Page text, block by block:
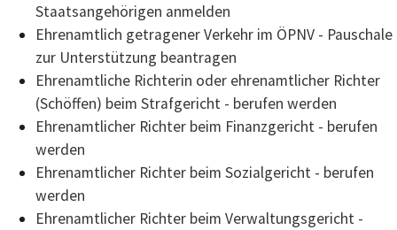
Staatsangehörigen anmelden
Ehrenamtlich getragener Verkehr im ÖPNV - Pauschale
zur Unterstützung beantragen
Ehrenamtliche Richterin oder ehrenamtlicher Richter
(Schöffen) beim Strafgericht - berufen werden
Ehrenamtlicher Richter beim Finanzgericht - berufen
werden
Ehrenamtlicher Richter beim Sozialgericht - berufen
werden
Ehrenamtlicher Richter beim Verwaltungsgericht -